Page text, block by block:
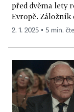
před dvěma lety
Evropě.
2. 1. 2025 ▪ 5 min.